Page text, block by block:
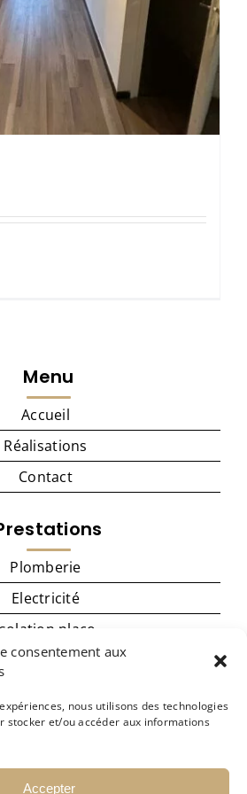
consentement aux
nous utilisons des technologies
stocker et/ou accéder aux informations
Accepter
Menu
Accueil
Réalisations
Contact
Plomberie
Electricité
placo
Menuiserie
– revêtement de sol